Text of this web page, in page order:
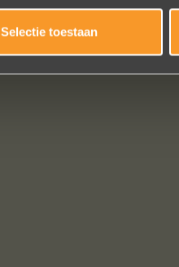
Selectie toestaan